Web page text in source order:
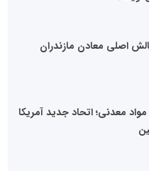
اصلی معادن مازندران
معدنی؛ اتحاد جدید آمریکا